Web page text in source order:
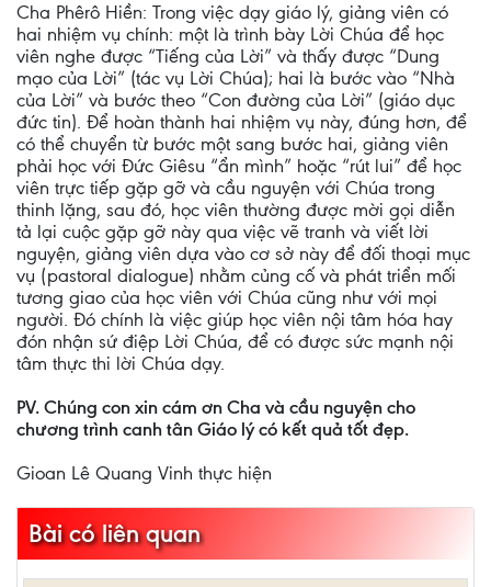
Cha Phêrô Hiền: Trong việc dạy giáo lý, giảng viên có
hai nhiệm vụ chính: một là trình bày Lời Chúa để học
viên nghe được “Tiếng của Lời” và thấy được “Dung
mạo của Lời” (tác vụ Lời Chúa); hai là bước vào “Nhà
của Lời” và bước theo “Con đường của Lời” (giáo dục
đức tin). Để hoàn thành hai nhiệm vụ này, đúng hơn, để
có thể chuyển từ bước một sang bước hai, giảng viên
phải học với Đức Giêsu “ẩn mình” hoặc “rút lui” để học
viên trực tiếp gặp gỡ và cầu nguyện với Chúa trong
thinh lặng, sau đó, học viên thường được mời gọi diễn
tả lại cuộc gặp gỡ này qua việc vẽ tranh và viết lời
nguyện, giảng viên dựa vào cơ sở này để đối thoại mục
vụ (pastoral dialogue) nhằm củng cố và phát triển mối
tương giao của học viên với Chúa cũng như với mọi
người. Đó chính là việc giúp học viên nội tâm hóa hay
đón nhận sứ điệp Lời Chúa, để có được sức mạnh nội
tâm thực thi lời Chúa dạy.
PV. Chúng con xin cám ơn Cha và cầu nguyện cho
chương trình canh tân Giáo lý có kết quả tốt đẹp.
Gioan Lê Quang Vinh thực hiện
Bài có liên quan